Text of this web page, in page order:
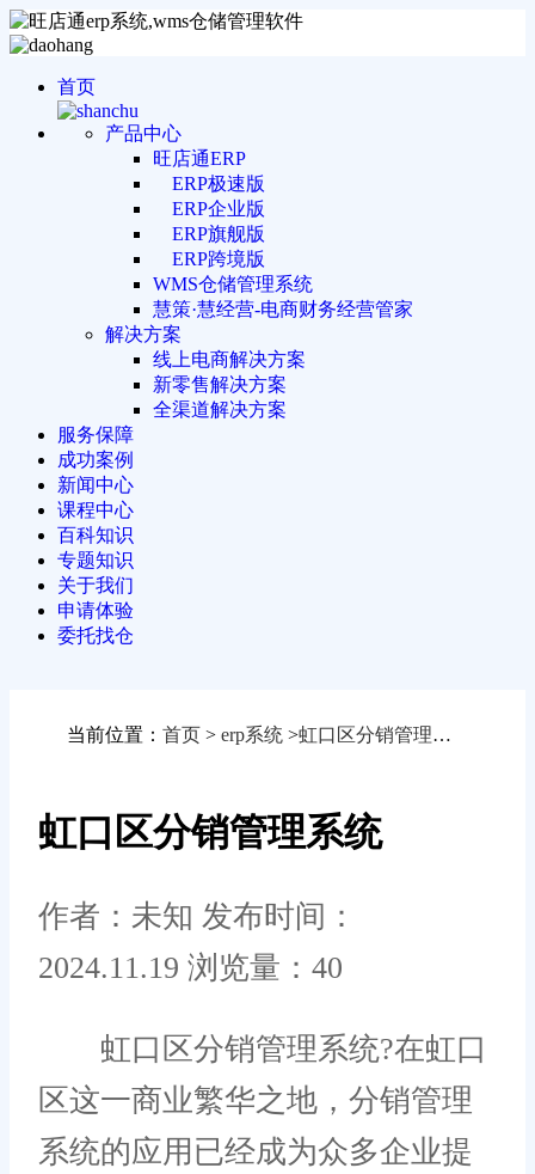
首页
产品中心
旺店通ERP
ERP极速版
ERP企业版
ERP旗舰版
ERP跨境版
WMS仓储管理系统
慧策·慧经营-电商财务经营管家
解决方案
线上电商解决方案
新零售解决方案
全渠道解决方案
服务保障
成功案例
新闻中心
课程中心
百科知识
专题知识
关于我们
申请体验
委托找仓
当前位置： 首页 > erp系统 >虹口区分销管理系统
虹口区分销管理系统
作者：未知 发布时间：
2024.11.19 浏览量：40
虹口区分销管理系统?在虹口
区这一商业繁华之地，分销管理
系统的应用已经成为众多企业提